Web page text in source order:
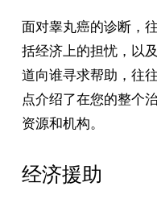
面对睾丸癌的诊断，
括经济上的担忧，以
道向谁寻求帮助，往
点介绍了在您的整个
资源和机构。
经济援助